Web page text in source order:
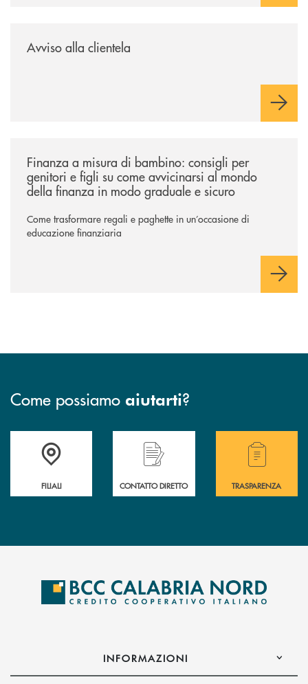
Avviso alla clientela
Finanza a misura di bambino: consigli per
genitori e figli su come avvicinarsi al mondo
della finanza in modo graduale e sicuro
Come trasformare regali e paghette in un’occasione di
educazione finanziaria
Come possiamo aiutarti?
Trova la filiale più vicina a te
FILIALI
Hai bisogno di assistenza immediata ?
CONTATTO DIRETTO
Hai bisogno di
TRASPARENZA
INFORMAZIONI